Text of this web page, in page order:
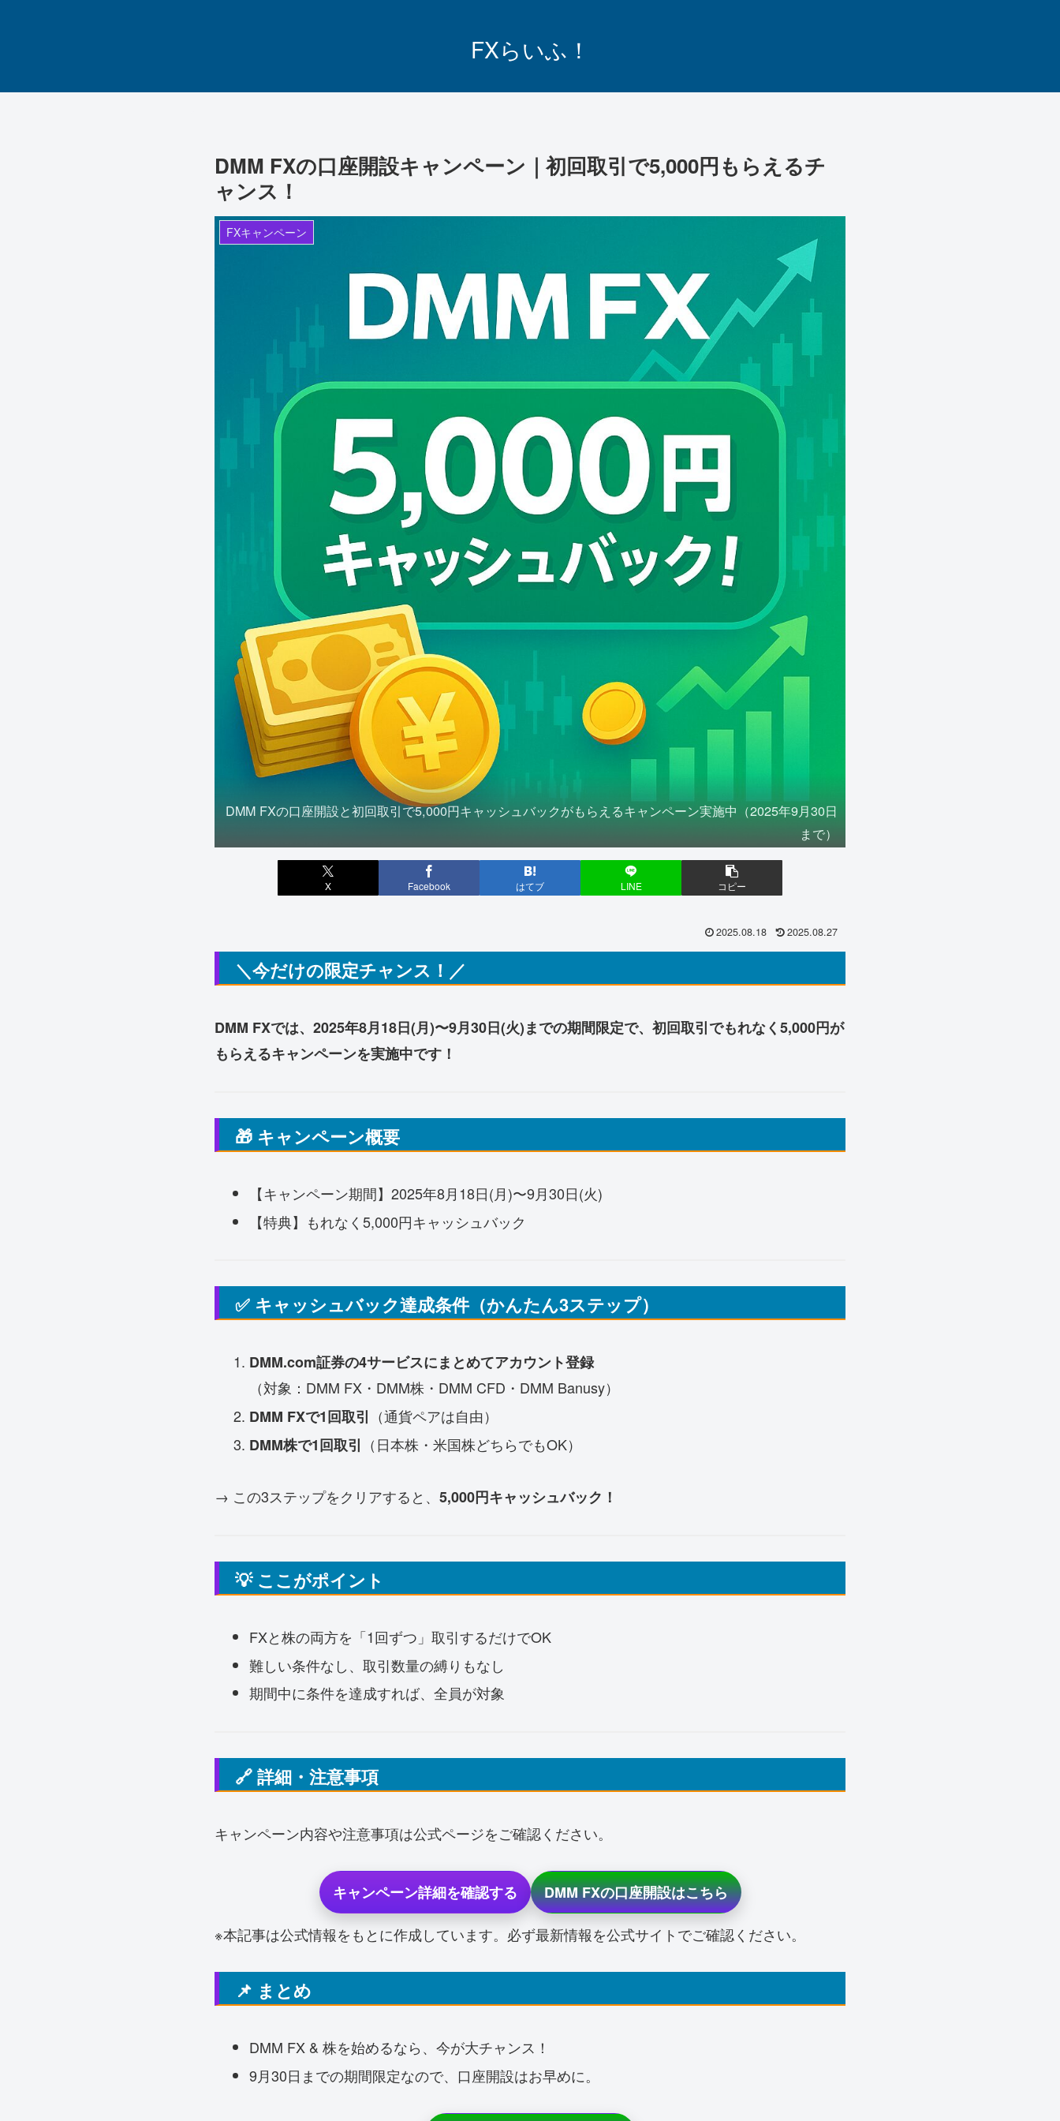
FXらいふ！
DMM FXの口座開設キャンペーン｜初回取引で5,000円もらえるチ
ャンス！
FXキャンペーン
DMM FXの口座開設と初回取引で5,000円キャッシュバックがもらえるキャンペーン実施中（2025年9月30日
まで）
X Facebook はてブ LINE コピー
2025.08.18 2025.08.27
＼今だけの限定チャンス！／
DMM FXでは、2025年8月18日(月)〜9月30日(火)までの期間限定で、初回取引でもれなく5,000円が
もらえるキャンペーンを実施中です！
🎁 キャンペーン概要
【キャンペーン期間】2025年8月18日(月)〜9月30日(火)
【特典】もれなく5,000円キャッシュバック
✅ キャッシュバック達成条件（かんたん3ステップ）
DMM.com証券の4サービスにまとめてアカウント登録
（対象：DMM FX・DMM株・DMM CFD・DMM Banusy）
DMM FXで1回取引 （通貨ペアは自由）
DMM株で1回取引 （日本株・米国株どちらでもOK）
→ この3ステップをクリアすると、 5,000円キャッシュバック！
💡 ここがポイント
FXと株の両方を「1回ずつ」取引するだけでOK
難しい条件なし、取引数量の縛りもなし
期間中に条件を達成すれば、全員が対象
🔗 詳細・注意事項
キャンペーン内容や注意事項は公式ページをご確認ください。
キャンペーン詳細を確認する DMM FXの口座開設はこちら
※本記事は公式情報をもとに作成しています。必ず最新情報を公式サイトでご確認ください。
📌 まとめ
DMM FX & 株を始めるなら、今が大チャンス！
9月30日までの期間限定なので、口座開設はお早めに。